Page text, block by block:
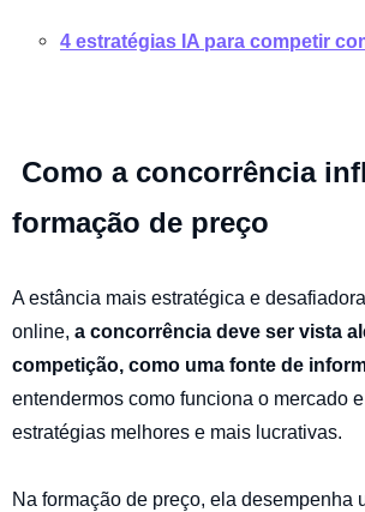
4 estratégias IA para competir
Como a concorrência
formação de preço
A estância mais estratégica e
online, a concorrência deve ser vista
competição, como uma fonte de
entendermos como funciona o mercado
estratégias melhores e mais lucrativas.
Na formação de preço, ela desempenha